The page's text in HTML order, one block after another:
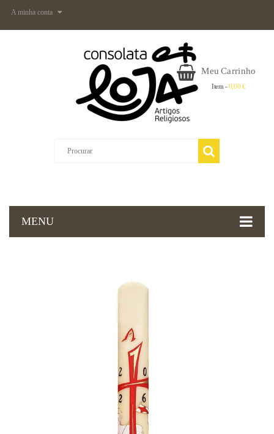
A minha conta
Meu Carrinho
Item - 0,00 €
MENU